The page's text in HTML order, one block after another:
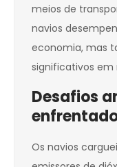
meios de
navios
economia, mas
significativos em
Desafios
Os navios